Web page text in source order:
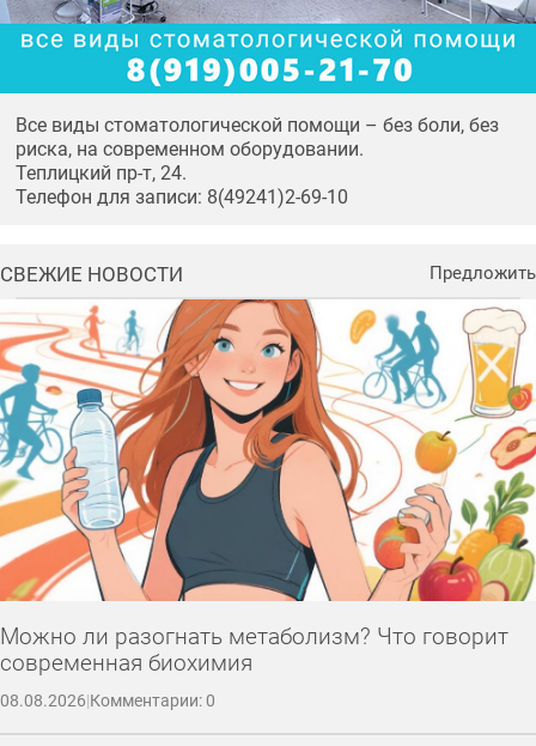
Все виды стоматологической помощи – без боли, без
риска, на современном оборудовании.
Теплицкий пр-т, 24.
Телефон для записи: 8(49241)2-69-10
СВЕЖИЕ НОВОСТИ Предложить
Можно ли разогнать метаболизм? Что говорит
современная биохимия
08.08.2026|Комментарии: 0